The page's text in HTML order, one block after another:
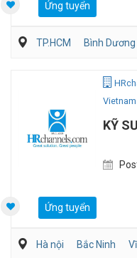
Ứng tuyển
TP.HCM Bình Dương
Vietnam
KỸ
Ứng tuyển
Hà nội Bắc Ninh